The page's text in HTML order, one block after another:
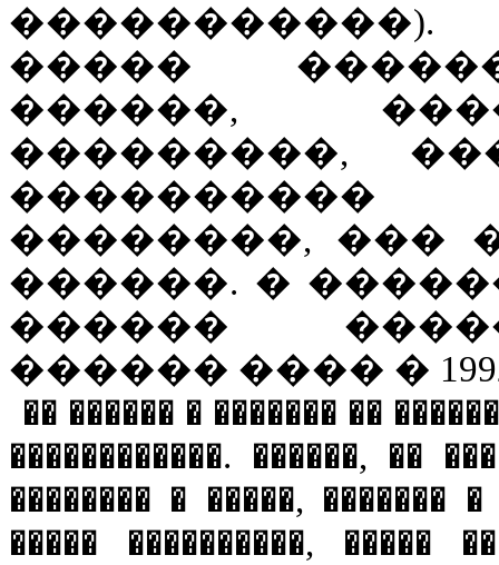
�����
������,
���������,
����������
��������, ���
������. �
������
������ ���� �
�� ������ � ������� ��
������������. ������, ��
�������� � �����, �������
����� ����������, �����